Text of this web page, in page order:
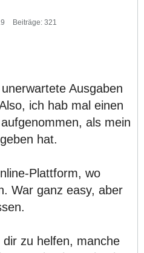
Beiträge: 321
Ausgaben
ich hab mal einen
als mein
hat.
Plattform, wo
War ganz easy, aber
zu helfen, manche